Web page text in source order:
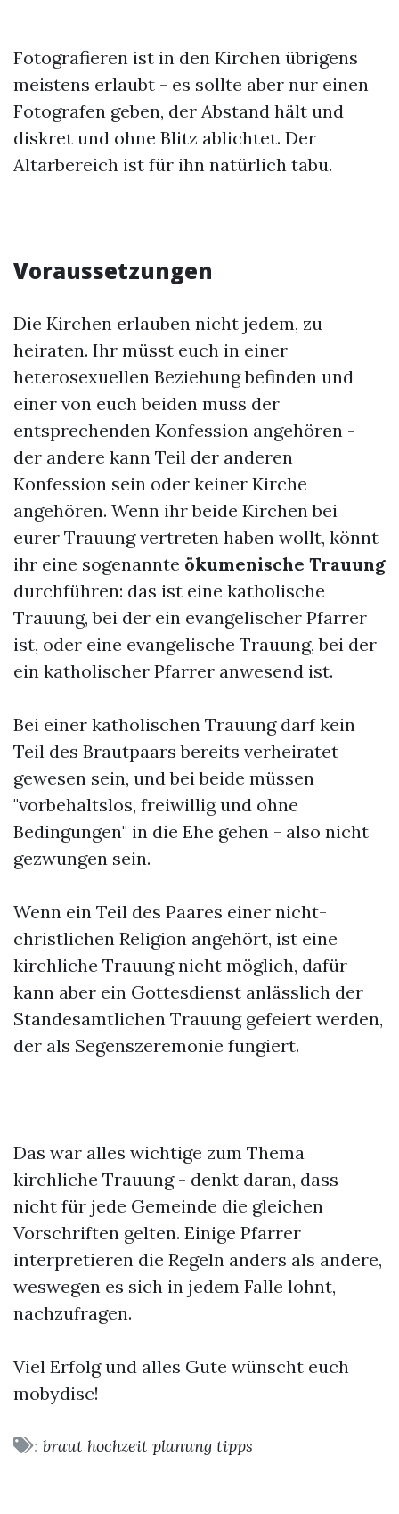
Fotografieren ist in den Kirchen übrigens
meistens erlaubt - es sollte aber nur einen
Fotografen geben, der Abstand hält und
diskret und ohne Blitz ablichtet. Der
Altarbereich ist für ihn natürlich tabu.
Voraussetzungen
Die Kirchen erlauben nicht jedem, zu
heiraten. Ihr müsst euch in einer
heterosexuellen Beziehung befinden und
einer von euch beiden muss der
entsprechenden Konfession angehören -
der andere kann Teil der anderen
Konfession sein oder keiner Kirche
angehören. Wenn ihr beide Kirchen bei
eurer Trauung vertreten haben wollt, könnt
ihr eine sogenannte ökumenische Trauung
durchführen: das ist eine katholische
Trauung, bei der ein evangelischer Pfarrer
ist, oder eine evangelische Trauung, bei der
ein katholischer Pfarrer anwesend ist.
Bei einer katholischen Trauung darf kein
Teil des Brautpaars bereits verheiratet
gewesen sein, und bei beide müssen
"vorbehaltslos, freiwillig und ohne
Bedingungen" in die Ehe gehen - also nicht
gezwungen sein.
Wenn ein Teil des Paares einer nicht-
christlichen Religion angehört, ist eine
kirchliche Trauung nicht möglich, dafür
kann aber ein Gottesdienst anlässlich der
Standesamtlichen Trauung gefeiert werden,
der als Segenszeremonie fungiert.
Das war alles wichtige zum Thema
kirchliche Trauung - denkt daran, dass
nicht für jede Gemeinde die gleichen
Vorschriften gelten. Einige Pfarrer
interpretieren die Regeln anders als andere,
weswegen es sich in jedem Falle lohnt,
nachzufragen.
Viel Erfolg und alles Gute wünscht euch
mobydisc!
: braut hochzeit planung tipps